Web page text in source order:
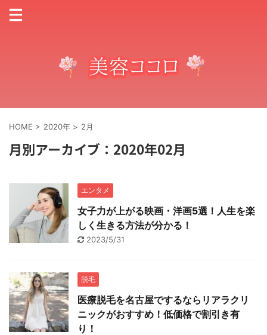
HOME > 2020年 > 2月
月別アーカイブ：2020年02月
エンタメ
女子力が上がる映画・洋画5選！人生を楽
しく生きる方法が分かる！
2023/5/31
脱毛
医療脱毛を名古屋でするならリアラクリ
ニックがおすすめ！低価格で割引き有
り！